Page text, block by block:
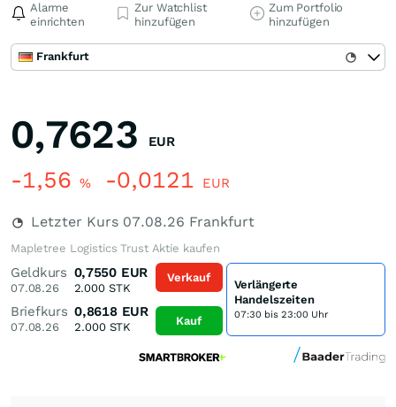
Alarme
einrichten
Zur Watchlist
hinzufügen
Zum Portfolio
hinzufügen
Frankfurt
0,7623 EUR
-1,56 % -0,0121 EUR
Letzter Kurs 07.08.26 Frankfurt
Mapletree Logistics Trust Aktie kaufen
Geldkurs
07.08.26
0,7550 EUR
2.000STK
Briefkurs
07.08.26
0,8618 EUR
2.000STK
Verkauf
Kauf
Verlängerte
Handelszeiten
07:30 bis 23:00 Uhr